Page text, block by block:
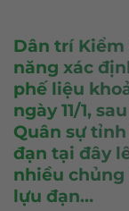
Dân trí Kiểm
năng xác
phế liệu
ngày 11/1,
Quân sự
đạn tại đây
nhiều chủng
lựu đạn…